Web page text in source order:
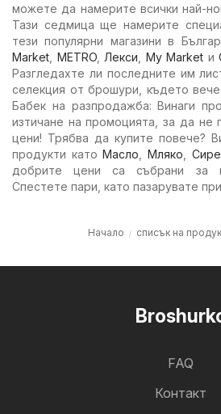
можете да намерите всички най-
Тази седмица ще намерите
тези популярни магазини в
Market METRO, Лекси My Market и
Разгледахте ли последните им
селекция от брошури, където
Бабек на разпродажба: Винаги
изтичане на промоцията, за да не
цени! Трябва да купите повече?
продукти катоМасло Мляко
добрите цени са събрани за
Спестете пари, като пазарувате
Начало списък на
FAQ
Контакт